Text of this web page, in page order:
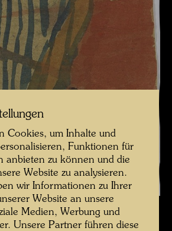
Cookies, um Inhalte und
Funktionen für
anbieten zu können und die
Website zu analysieren.
wir Informationen zu Ihrer
Website an unsere
Medien, Werbung und
Unsere Partner führen diese